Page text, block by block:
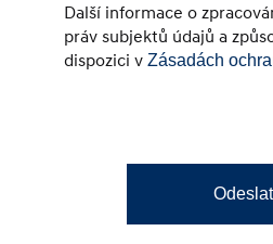
Další informace o
práv subjektů údajů a
dispozici v Zásadách
Odeslat